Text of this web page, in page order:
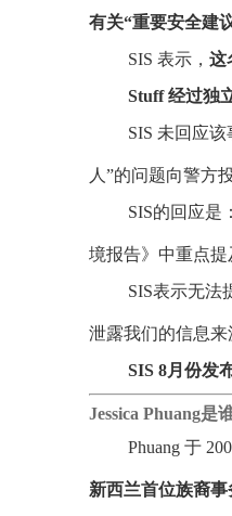
有关“重要安全建
SIS 表示， 这
Stuff 经过独
SIS 未回应
人”的问题向警方
SIS的回应
境报告》中重点提
SIS表示无法
泄露我们的信息
SIS 8月份发
Jessica Phuang是
Phuang 于
新西兰首位族裔事